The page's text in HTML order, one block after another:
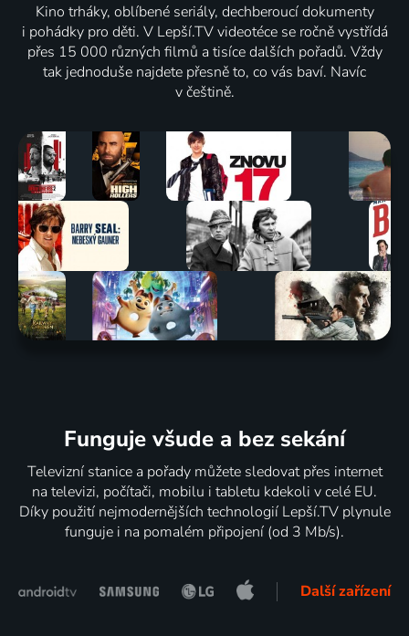
Kino trháky, oblíbené seriály, dechberoucí dokumenty
i pohádky pro děti. V Lepší.TV videotéce se ročně vystřídá
přes 15 000 různých filmů a tisíce dalších pořadů. Vždy
tak jednoduše najdete přesně to, co vás baví. Navíc
v češtině.
Funguje všude a bez sekání
Televizní stanice a pořady můžete sledovat přes internet
na televizi, počítači, mobilu i tabletu kdekoli v celé EU.
Díky použití nejmodernějších technologií Lepší.TV plynule
funguje i na pomalém připojení (od 3 Mb/s).
Další zařízení